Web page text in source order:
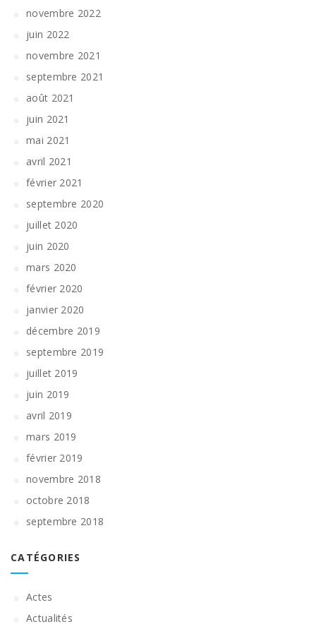
novembre 2022
juin 2022
novembre 2021
septembre 2021
août 2021
juin 2021
mai 2021
avril 2021
février 2021
septembre 2020
juillet 2020
juin 2020
mars 2020
février 2020
janvier 2020
décembre 2019
septembre 2019
juillet 2019
juin 2019
avril 2019
mars 2019
février 2019
novembre 2018
octobre 2018
septembre 2018
CATÉGORIES
Actes
Actualités